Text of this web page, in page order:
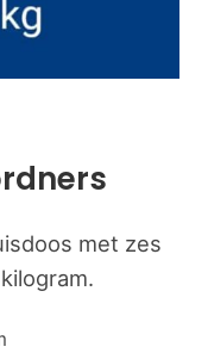
met zes